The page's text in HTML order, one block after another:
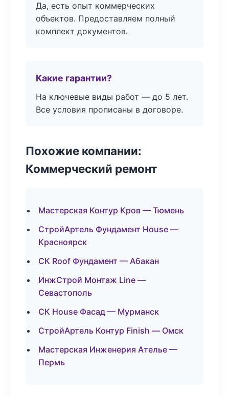
Да, есть опыт коммерческих
объектов. Предоставляем полный
комплект документов.
Какие гарантии?
На ключевые виды работ — до 5 лет.
Все условия прописаны в договоре.
Похожие компании:
Коммерческий ремонт
Мастерская Контур Кров — Тюмень
СтройАртель Фундамент House —
Красноярск
СК Roof Фундамент — Абакан
ИнжСтрой Монтаж Line —
Севастополь
СК House Фасад — Мурманск
СтройАртель Контур Finish — Омск
Мастерская Инженерия Ателье —
Пермь